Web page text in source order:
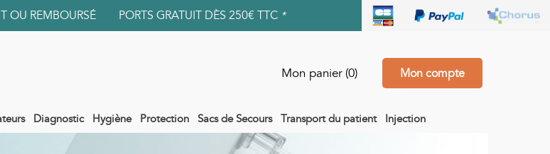
REMBOURSÉ PORTS GRATUIT DÈS 250€ TTC *
Mon panier (0) Mon compte
Diagnostic Hygiène Protection Sacs de Secours Transport du patient Injection